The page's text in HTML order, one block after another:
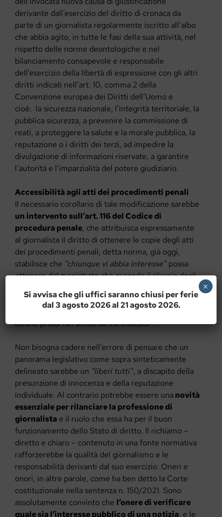
derivante dall’esercizio del diritto di cronaca da
parte di un giornalista regolarmente iscritto all’albo
che abbia agito, in tutte le fasi della sua attività, nel
rispetto delle norme deontologiche e nel
bilanciamento consapevole e responsabile
dell’esercizio della libertà di espressione con gli altri
diritti indicati nell’art. 10, comma 2 della
Convenzione europea dei Diritti dell’Uomo e
cioè: la sicurezza nazionale, l’integrità territoriale, la
pubblica sicurezza, a prevenire la commissione di
reati, a proteggere la salute e la morale pubblica, la
reputazione o i diritti dei terzi, ad impedire la
divulgazione di informazioni riservate, a garantire
l’autorità e l’imparzialità del potere giudiziario.
Accessibilità agli atti dei procedimenti penali
Il necessario corollario di tale modificazione sarebbe
un intervento sull’art. 116 del Codice di
procedura penale, che attribuisca espressamente
al giornalista il diritto di ottenere le copie degli atti
dei procedimenti penali; detta norma, già oggi,
stabilisce che “chiunque vi abbia interesse” possa
ottenere dal magistrato che procede il rilascio degli
investigativo. Si tratta di una disposizione
certamente generica, ma che ha già stimolato
alcune prassi nel senso da me indicato
.
Non bisogna cadere nell’errore di pensare che un
panorama legislativo come sopra sinteticamente
delineato sarebbe un “liberi tutti”, a discapito della
presunzione di innocenza e della reputazione
individuale. Al contrario potrebbe essere una novità
essenziale per rilanciare la professione di
giornalista e il ruolo che essa ha per il buon
funzionamento dello Stato di diritto. Il richiamo –
diretto e chiaro – contenuto in una fonte normativa
rafforzerebbe la qualità del giornalismo e le
responsabilità derivanti dal suo esercizio. Oneri e
onori, in altre parole, come ha ben detto la Corte
costituzionale nella sentenza n. 150/2021. Sono
assolutamente convinto che l’onere di verificare
quale sia l’interesse pubblico di una notizia, e le
Si avvisa che gli uffici saranno chiusi per ferie
dal 3 agosto 2026 al 21 agosto 2026.
×